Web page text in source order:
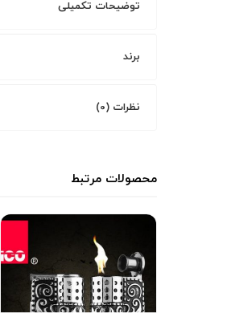
توضیحات تکمیلی
برند
نظرات (0)
محصولات مرتبط